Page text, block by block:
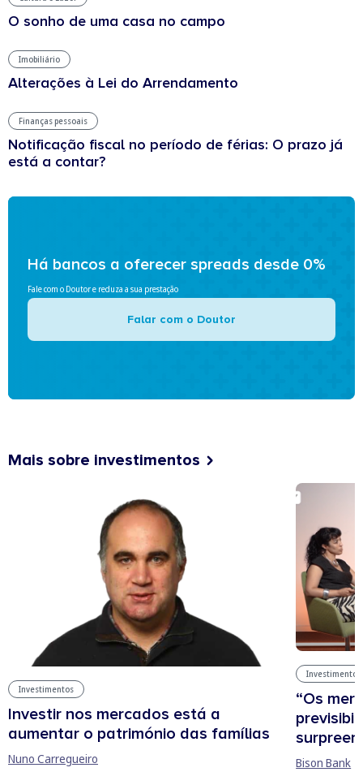
O sonho de uma casa no campo
Imobiliário
Alterações à Lei do Arrendamento
Finanças pessoais
Notificação fiscal no período de férias: O prazo já
está a contar?
Há bancos a oferecer spreads desde 0%
Fale com o Doutor e reduza a sua prestação
Falar com o Doutor
Mais sobre investimentos
Investimentos
Investir nos mercados está a
aumentar o património das famílias
Nuno Carregueiro
Investimentos
“Os
Bison Bank